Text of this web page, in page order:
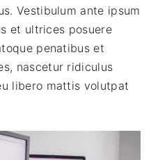
Vestibulum ante ipsum
et ultrices posuere
penatibus et
nascetur ridiculus
libero mattis volutpat